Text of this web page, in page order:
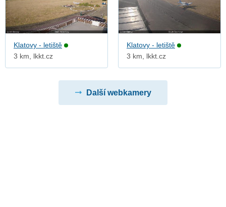
Klatovy - letiště
3 km, lkkt.cz
Klatovy - letiště
3 km, lkkt.cz
Další webkamery